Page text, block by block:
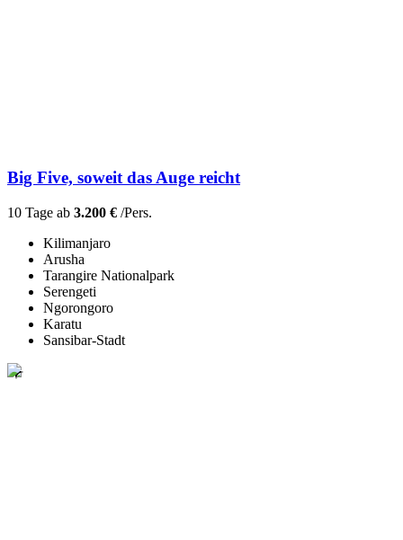
Big Five, soweit das Auge reicht
10 Tage ab 3.200 € /Pers.
Kilimanjaro
Arusha
Tarangire Nationalpark
Serengeti
Ngorongoro
Karatu
Sansibar-Stadt